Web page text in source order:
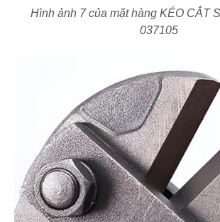
Hình ảnh 7 của mặt hàng KÉO CẮT
037105